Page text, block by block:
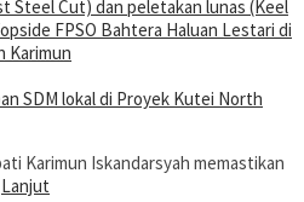
SDM lokal di Proyek Kutei North
Karimun Iskandarsyah memastikan
Lanjut